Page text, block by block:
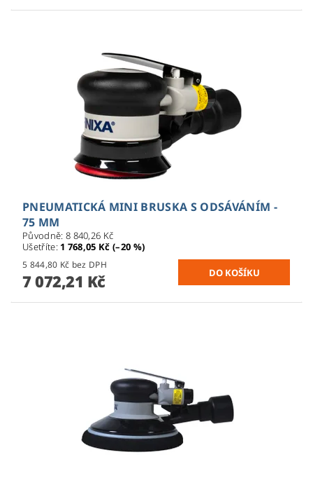
PNEUMATICKÁ MINI BRUSKA S ODSÁVÁNÍM -
75 MM
Původně: 8 840,26 Kč
Ušetříte: 1 768,05 Kč (–20 %)
5 844,80 Kč bez DPH
7 072,21 Kč